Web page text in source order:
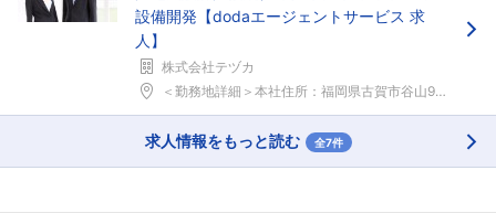
設備開発【dodaエージェントサービス 求
人】
株式会社テヅカ
＜勤務地詳細＞本社住所：福岡県古賀市谷山942-1...
求人情報をもっと読む 全7件